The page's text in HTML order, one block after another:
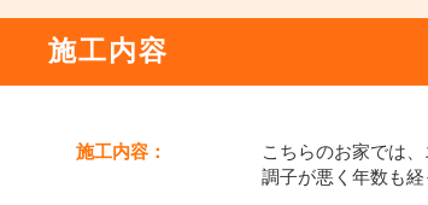
施工内容
施工内容：
こちらのお家では
調子が悪く年数も